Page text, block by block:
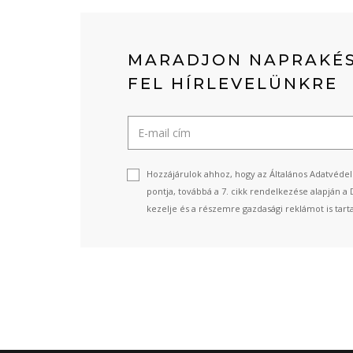
MARADJON
FEL HÍRLEVELÜNKRE
Hozzájárulok ahhoz, hogy az Általános
pontja, továbbá a 7. cikk rendelkezése alapján
kezelje és a részemre gazdasági reklámot is